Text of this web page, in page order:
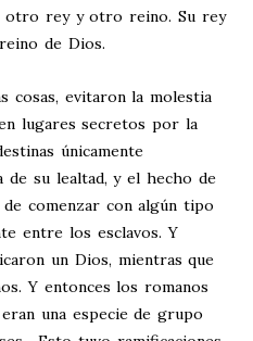
otro rey y otro reino. Su rey
de Dios.
cosas, evitaron la molestia
lugares secretos por la
únicamente
de su lealtad, y el hecho de
comenzar con algún tipo
entre los esclavos. Y
un Dios, mientras que
Y entonces los romanos
una especie de grupo